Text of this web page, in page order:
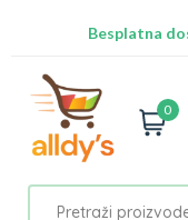
Besplatna
0